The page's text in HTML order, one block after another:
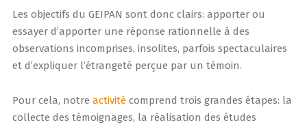
Les objectifs du GEIPAN sont donc clairs: apporter ou
essayer d’apporter une réponse rationnelle à des
observations incomprises, insolites, parfois spectaculaires
et d’expliquer l’étrangeté perçue par un témoin.
Pour cela, notre activitécomprend trois grandes étapes: la
collecte des témoignages, la réalisation des études